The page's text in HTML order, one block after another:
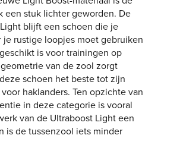
een stuk lichter geworden. De
blijft een schoen die je
je rustige loopjes moet gebruiken
is voor trainingen op
van de zool zorgt
schoen het beste tot zijn
haklanders. Ten opzichte van
in deze categorie is vooral
van de Ultraboost Light een
is de tussenzool iets minder